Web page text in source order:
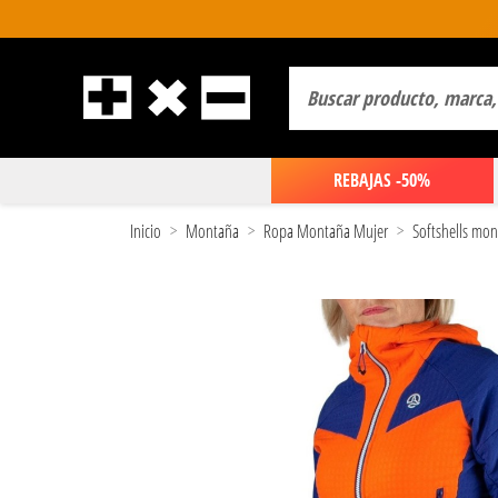
REBAJAS -50%
Inicio Montaña Ropa Montaña Mujer Softshells